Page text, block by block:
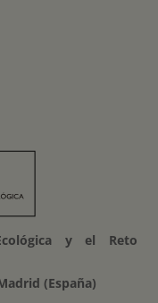
y el Reto
(España)